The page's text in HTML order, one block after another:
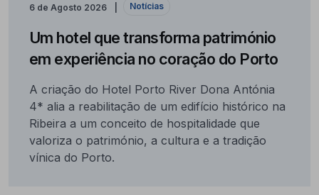
6 de Agosto 2026 Notícias
Um hotel que transforma património
em experiência no coração do Porto
A criação do Hotel Porto River Dona Antónia
4* alia a reabilitação de um edifício histórico na
Ribeira a um conceito de hospitalidade que
valoriza o património, a cultura e a tradição
vínica do Porto.